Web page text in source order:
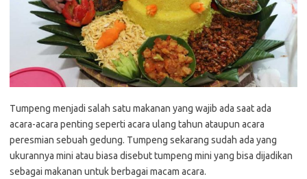
Tumpeng menjadi salah satu makanan yang wajib ada saat ada
acara-acara penting seperti acara ulang tahun ataupun acara
peresmian sebuah gedung. Tumpeng sekarang sudah ada yang
ukurannya mini atau biasa disebut tumpeng mini yang bisa dijadikan
sebagai makanan untuk berbagai macam acara.